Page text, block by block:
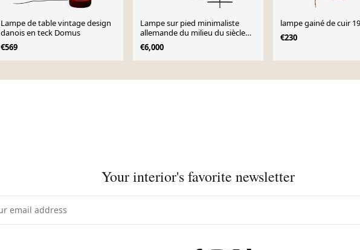
Lampe de table vintage design
danois en teck Domus
€569
Lampe sur pied minimaliste
allemande du milieu du siècle
par Kaiser Leuchten, années
1960
€6,000
€230
Your interior's favorite newsletter